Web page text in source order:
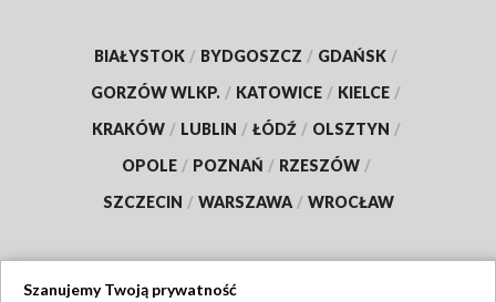
BIAŁYSTOK / BYDGOSZCZ / GDAŃSK /
GORZÓW WLKP. / KATOWICE / KIELCE /
KRAKÓW / LUBLIN / ŁÓDŹ / OLSZTYN /
OPOLE / POZNAŃ / RZESZÓW /
SZCZECIN / WARSZAWA / WROCŁAW
Szanujemy Twoją prywatność